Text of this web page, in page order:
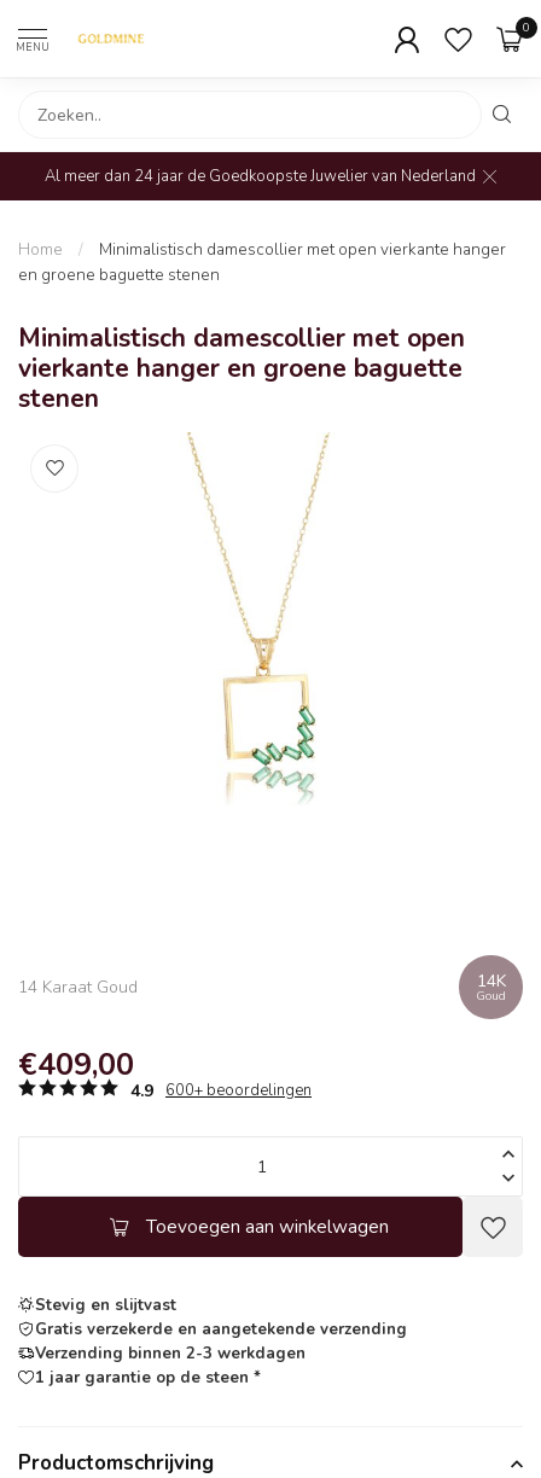
MENU
0
Al meer dan 24 jaar de Goedkoopste Juwelier van Nederland
Home /
Minimalistisch damescollier met open vierkante hanger
en groene baguette stenen
Minimalistisch damescollier met open
vierkante hanger en groene baguette
stenen
14 Karaat Goud 14K
Goud
€409,00
4.9 600+ beoordelingen
Toevoegen aan winkelwagen
Stevig en slijtvast
Gratis verzekerde en aangetekende verzending
Verzending binnen 2-3 werkdagen
1 jaar garantie op de steen *
Productomschrijving